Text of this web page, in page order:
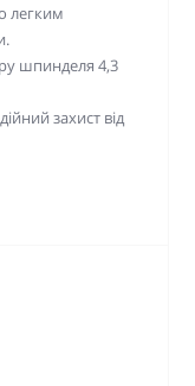
легким
шпинделя 4,3
захист від